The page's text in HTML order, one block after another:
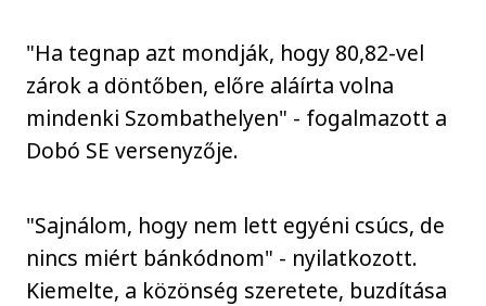
"Ha tegnap azt mondják, hogy 80,82-vel
zárok a döntőben, előre aláírta volna
mindenki Szombathelyen" - fogalmazott a
Dobó SE versenyzője.
"Sajnálom, hogy nem lett egyéni csúcs, de
nincs miért bánkódnom" - nyilatkozott.
Kiemelte, a közönség szeretete, buzdítása